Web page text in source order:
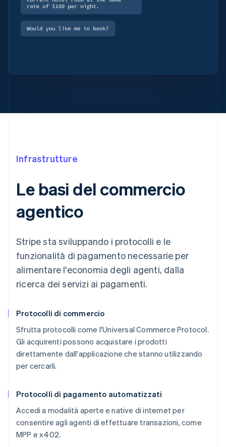
Infrastrutture
Le basi del commercio
agentico
Stripe sta sviluppando i protocolli e le
funzionalità di pagamento necessarie per
alimentare l'economia degli agenti, dalla
ricerca dei servizi ai pagamenti.
Protocolli di commercio
Sfrutta protocolli come l'Universal Commerce Protocol.
Gli acquirenti possono acquistare i prodotti
direttamente dall'applicazione che stanno utilizzando
per cercarli.
Protocolli di pagamento automatizzati
Accedi a modalità aperte e native di internet per
consentire agli agenti di effettuare transazioni, come
MPP e x402.